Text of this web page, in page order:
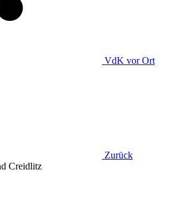
VdK vor Ort
Zurück
Creidlitz